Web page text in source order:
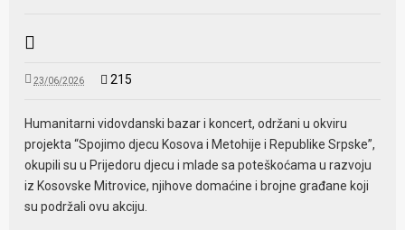
23/06/2026 215
Humanitarni vidovdanski bazar i koncert, održani u okviru
projekta “Spojimo djecu Kosova i Metohije i Republike Srpske”,
okupili su u Prijedoru djecu i mlade sa poteškoćama u razvoju
iz Kosovske Mitrovice, njihove domaćine i brojne građane koji
su podržali ovu akciju.